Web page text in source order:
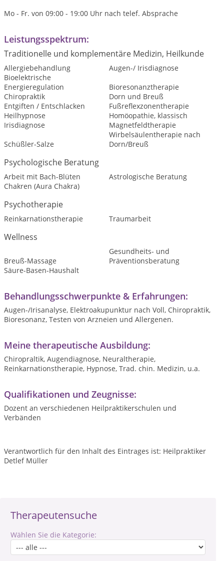
Therapeutensuche
Wählen Sie die Kategorie:
Mo - Fr. von 09:00 - 19:00 Uhr nach telef. Absprache
Leistungsspektrum:
Traditionelle und komplementäre Medizin, Heilkunde
Allergiebehandlung
Augen-/ Irisdiagnose
Bioelektrische
Energieregulation
Bioresonanztherapie
Chiropraktik
Dorn und Breuß
Entgiften / Entschlacken
Fußreflexzonentherapie
Heilhypnose
Homöopathie, klassisch
Irisdiagnose
Magnetfeldtherapie
Schüßler-Salze
Wirbelsäulentherapie nach
Dorn/Breuß
Psychologische Beratung
Arbeit mit Bach-Blüten
Astrologische Beratung
Chakren (Aura Chakra)
Psychotherapie
Reinkarnationstherapie Traumarbeit
Wellness
Breuß-Massage
Gesundheits- und
Präventionsberatung
Säure-Basen-Haushalt
Behandlungsschwerpunkte & Erfahrungen:
Augen-/Irisanalyse, Elektroakupunktur nach Voll, Chiropraktik,
Bioresonanz, Testen von Arzneien und Allergenen.
Meine therapeutische Ausbildung:
Chiropraltik, Augendiagnose, Neuraltherapie,
Reinkarnationstherapie, Hypnose, Trad. chin. Medizin, u.a.
Qualifikationen und Zeugnisse:
Dozent an verschiedenen Heilpraktikerschulen und
Verbänden
Verantwortlich für den Inhalt des Eintrages ist: Heilpraktiker
Detlef Müller